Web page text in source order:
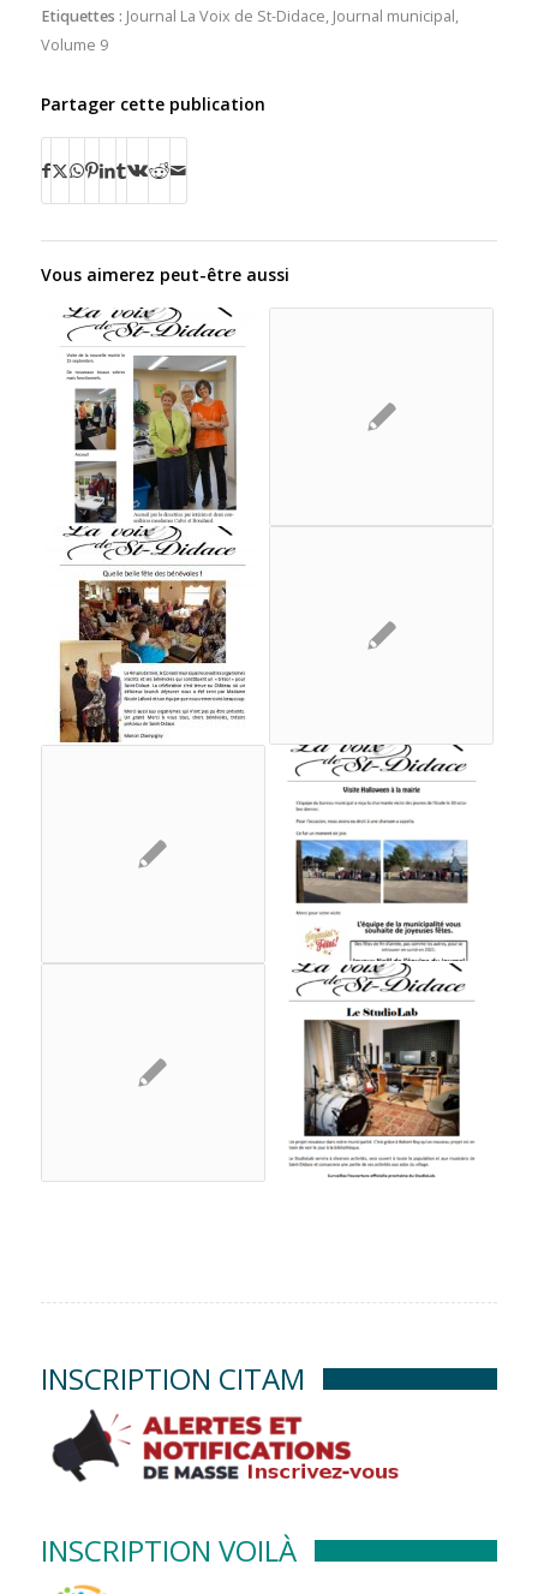
Etiquettes : Journal La Voix de St-Didace, Journal municipal,
Volume 9
Partager cette publication
Vous aimerez peut-être aussi
INSCRIPTION CITAM
INSCRIPTION VOILÀ